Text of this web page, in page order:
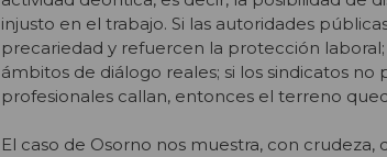
injusto en el trabajo. Si las autoridades
precariedad y refuercen la protección
ámbitos de diálogo reales; si los sindicatos
profesionales callan, entonces el terreno
El caso de Osorno nos muestra, con